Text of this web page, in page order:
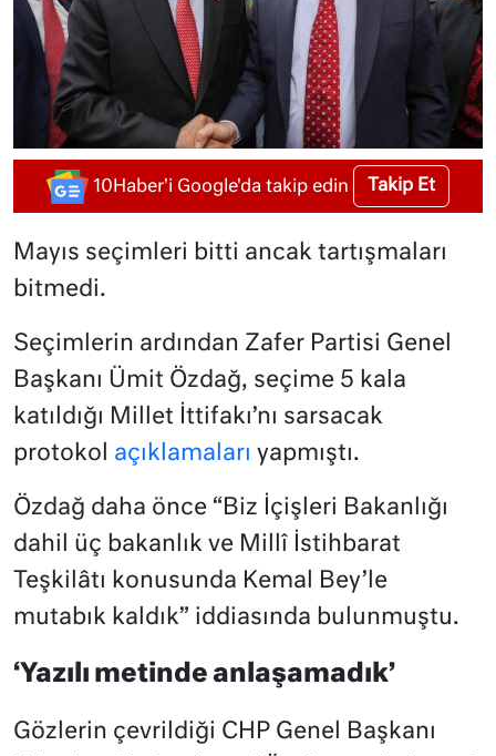
10Haber'i Google'da takip edin Takip Et
Mayıs seçimleri bitti ancak tartışmaları
bitmedi.
Seçimlerin ardından Zafer Partisi Genel
Başkanı Ümit Özdağ, seçime 5 kala
katıldığı Millet İttifakı’nı sarsacak
protokol açıklamaları yapmıştı.
Özdağ daha önce “Biz İçişleri Bakanlığı
dahil üç bakanlık ve Millî İstihbarat
Teşkilâtı konusunda Kemal Bey’le
mutabık kaldık” iddiasında bulunmuştu.
‘Yazılı metinde anlaşamadık’
Gözlerin çevrildiği CHP Genel Başkanı